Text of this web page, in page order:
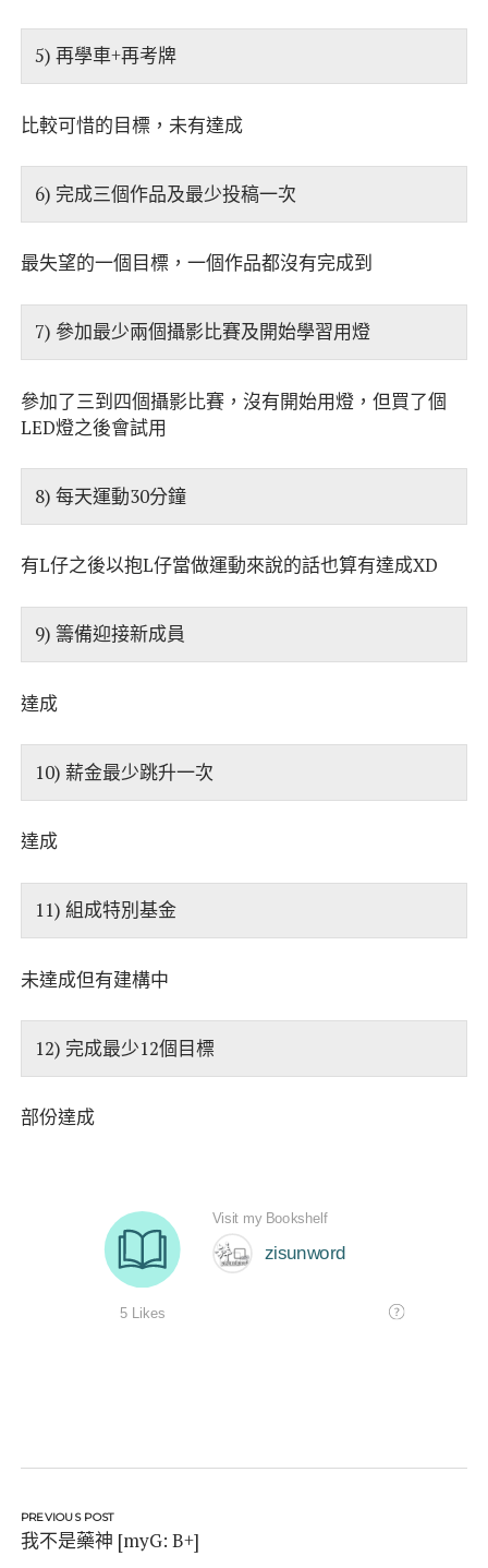
5) 再學車+再考牌
比較可惜的目標，未有達成
6) 完成三個作品及最少投稿一次
最失望的一個目標，一個作品都沒有完成到
7) 參加最少兩個攝影比賽及開始學習用燈
參加了三到四個攝影比賽，沒有開始用燈，但買了個
LED燈之後會試用
8) 每天運動30分鐘
有L仔之後以抱L仔當做運動來說的話也算有達成XD
9) 籌備迎接新成員
達成
10) 薪金最少跳升一次
達成
11) 組成特別基金
未達成但有建構中
12) 完成最少12個目標
部份達成
PREVIOUS POST
我不是藥神 [myG: B+]